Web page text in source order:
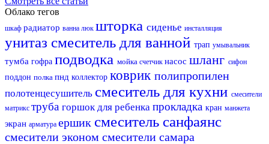
Облако тегов
шкаф радиатор ванна люк шторка сиденье инсталляция
унитаз смеситель для ванной трап умывальник
тумба гофра подводка мойка счетчик насос шланг сифон
поддон полка пнд коллектор коврик полипропилен
полотенцесушитель смеситель для кухни смесители
матрикс труба горшок для ребенка прокладка кран манжета
экран арматура ершик смеситель санфаянс
смесители эконом смесители самара